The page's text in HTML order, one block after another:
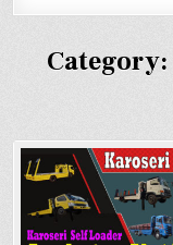
Category: